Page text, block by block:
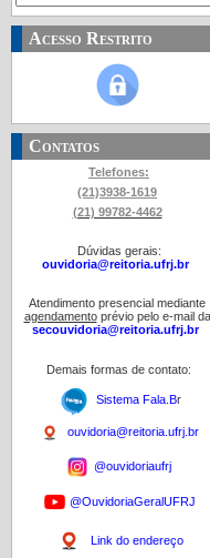
Acesso Restrito
Contatos
Telefones:
(21)3938-1619
(21) 99782-4462
Dúvidas gerais:
ouvidoria@reitoria.ufrj.br
Atendimento presencial mediante
agendamentoprévio pelo e-mail da
secouvidoria@reitoria.ufrj.br
Demais formas de contato:
Sistema Fala.Br
ouvidoria@reitoria.ufrj.br
@ouvidoriaufrj
@OuvidoriaGeralUFRJ
Link do endereço